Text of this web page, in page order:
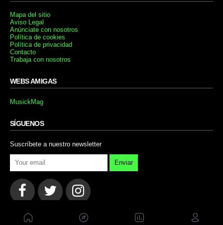
Mapa del sitio
Aviso Legal
Anúnciate con nosotros
Política de cookies
Política de privacidad
Contacto
Trabaja con nosotros
WEBS AMIGAS
MusickMag
SÍGUENOS
Suscríbete a nuestro newsletter
Enviar